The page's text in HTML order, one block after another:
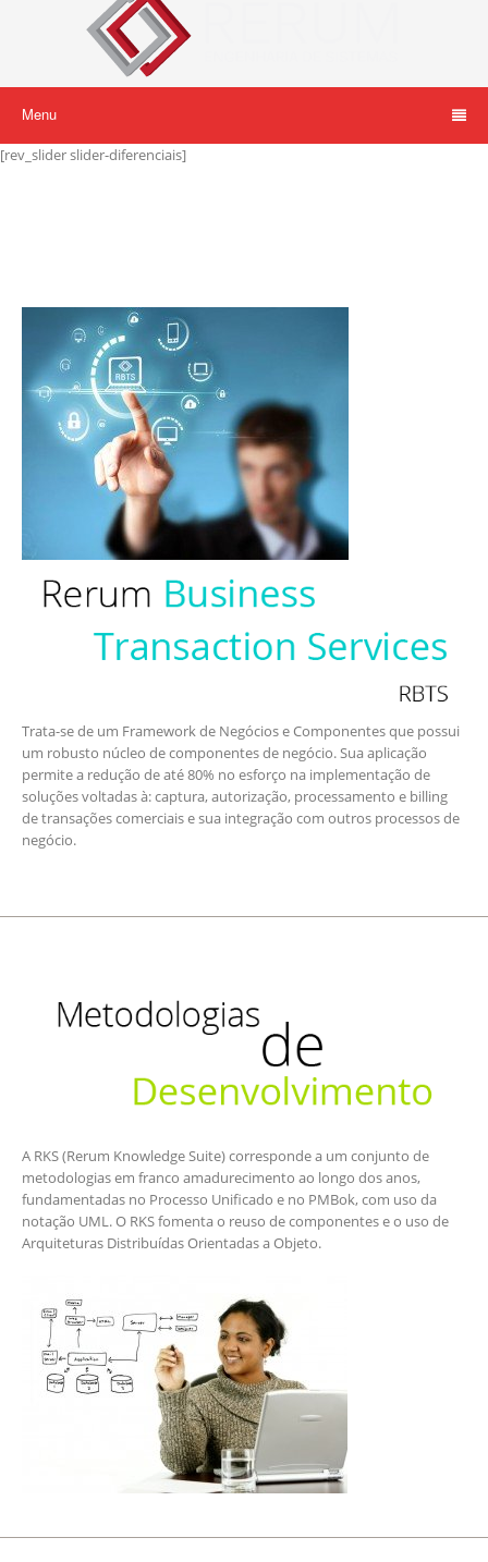
Menu
[rev_slider slider-diferenciais]
Trata-se de um Framework de Negócios e Componentes que possui
um robusto núcleo de componentes de negócio. Sua aplicação
permite a redução de até 80% no esforço na implementação de
soluções voltadas à: captura, autorização, processamento e billing
de transações comerciais e sua integração com outros processos de
negócio.
A RKS (Rerum Knowledge Suite) corresponde a um conjunto de
metodologias em franco amadurecimento ao longo dos anos,
fundamentadas no Processo Unificado e no PMBok, com uso da
notação UML. O RKS fomenta o reuso de componentes e o uso de
Arquiteturas Distribuídas Orientadas a Objeto.